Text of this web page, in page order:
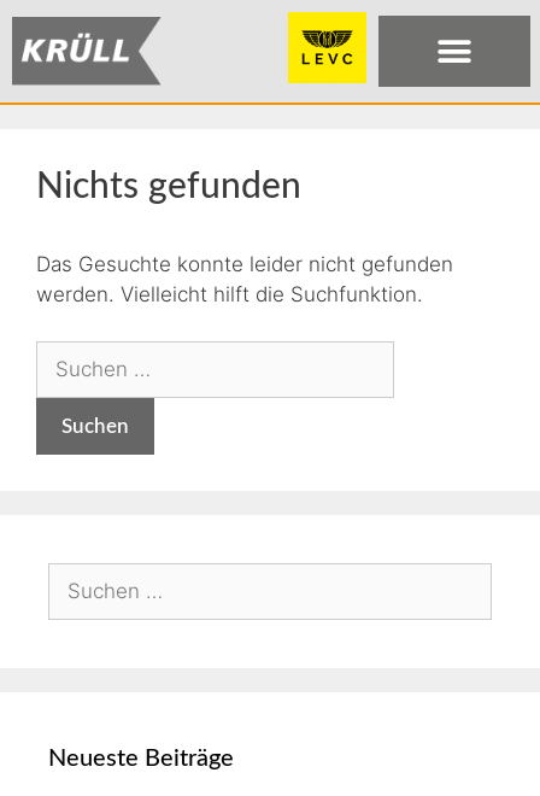
Nichts gefunden
Das Gesuchte konnte leider nicht gefunden
werden. Vielleicht hilft die Suchfunktion.
Neueste Beiträge